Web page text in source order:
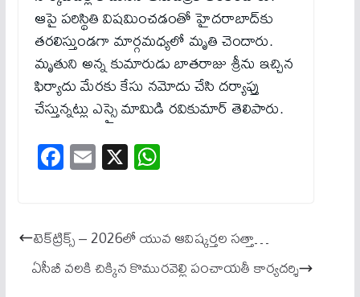
ఆపై పరిస్థితి విషమించడంతో హైదరాబాద్‌కు
తరలిస్తుండగా మార్గమధ్యలో మృతి చెందారు.
మృతుని అన్న కుమారుడు బాతరాజు శ్రీను ఇచ్చిన
ఫిర్యాదు మేరకు కేసు నమోదు చేసి దర్యాప్తు
చేస్తున్నట్లు ఎస్సై మామిడి రవికుమార్ తెలిపారు.
Fa
ce
ok
E
m
X W
ha
A
pp
టెక్‌ట్రిక్స్ – 2026లో యువ ఆవిష్క‌ర్త‌ల సత్తా…
ఏసీబీ వలకి చిక్కిన కొమురవెల్లి పంచాయతీ కార్యదర్శి